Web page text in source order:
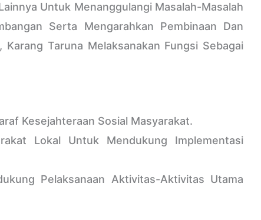
Untuk Menanggulangi Masalah-Masalah
Serta Mengarahkan Pembinaan Dan
Taruna Melaksanakan Fungsi Sebagai
Kesejahteraan Sosial Masyarakat.
Lokal Untuk Mendukung Implementasi
Pelaksanaan Aktivitas-Aktivitas Utama